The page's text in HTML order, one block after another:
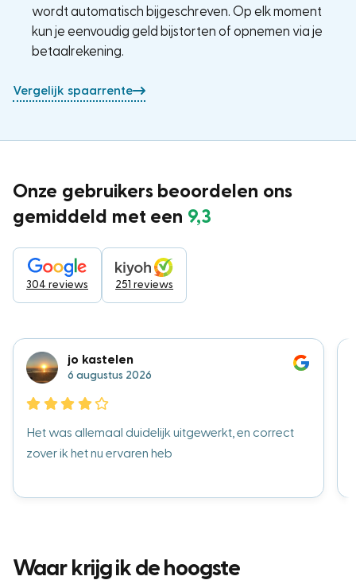
wordt automatisch bijgeschreven. Op elk moment
kun je eenvoudig geld bijstorten of opnemen via je
betaalrekening.
Vergelijk spaarrente
Onze gebruikers beoordelen ons
gemiddeld met een 9,3
304 reviews 251 reviews
jo kastelen
6 augustus 2026
Het was allemaal duidelijk uitgewerkt, en correct
zover ik het nu ervaren heb
Waar krijg ik de hoogste